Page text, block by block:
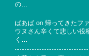
の…
ばあば on 帰ってきたフ
ウヌさん辛くて悲しい役
く…